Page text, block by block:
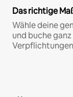
Das richtige
Wähle deine
und buche